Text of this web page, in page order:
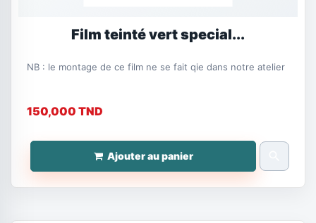
Film teinté vert special...
NB : le montage de ce film ne se fait qie dans notre atelier
150,000 TND
Ajouter au panier